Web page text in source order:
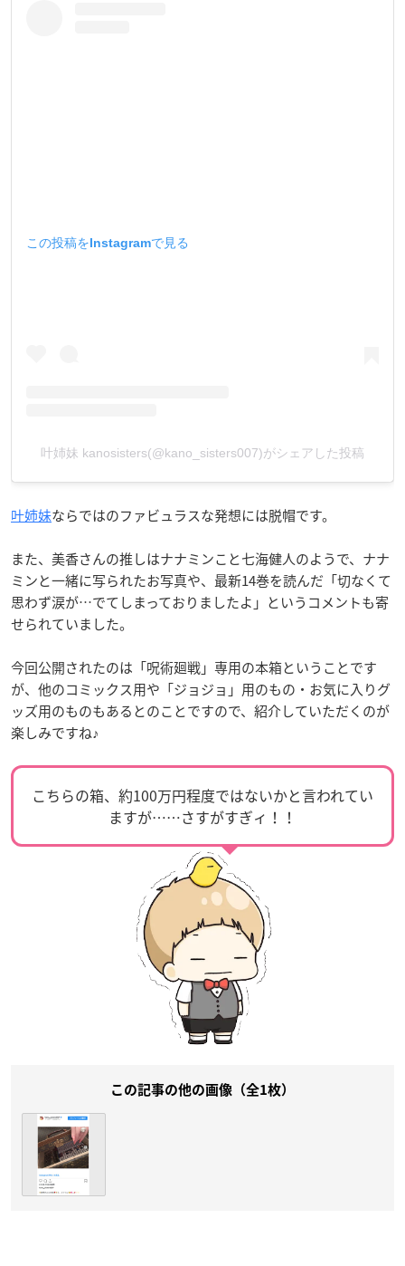
この投稿をInstagramで見る
叶姉妹 kanosisters(@kano_sisters007)がシェアした投稿
叶姉妹ならではのファビュラスな発想には脱帽です。
また、美香さんの推しはナナミンこと七海健人のようで、ナナ
ミンと一緒に写られたお写真や、最新14巻を読んだ「切なくて
思わず涙が…でてしまっておりましたよ」というコメントも寄
せられていました。
今回公開されたのは「呪術廻戦」専用の本箱ということです
が、他のコミックス用や「ジョジョ」用のもの・お気に入りグ
ッズ用のものもあるとのことですので、紹介していただくのが
楽しみですね♪
こちらの箱、約100万円程度ではないかと言われてい
ますが……さすがすぎィ！！
この記事の他の画像（全1枚）